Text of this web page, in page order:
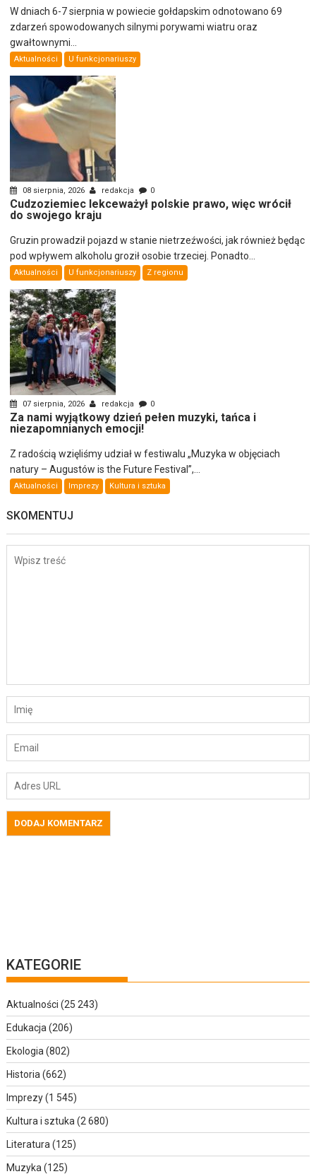
W dniach 6-7 sierpnia w powiecie gołdapskim odnotowano 69
zdarzeń spowodowanych silnymi porywami wiatru oraz
gwałtownymi...
Aktualności U funkcjonariuszy
08 sierpnia, 2026 redakcja 0
Cudzoziemiec lekceważył polskie prawo, więc wrócił
do swojego kraju
Gruzin prowadził pojazd w stanie nietrzeźwości, jak również będąc
pod wpływem alkoholu groził osobie trzeciej. Ponadto...
Aktualności U funkcjonariuszy Z regionu
07 sierpnia, 2026 redakcja 0
Za nami wyjątkowy dzień pełen muzyki, tańca i
niezapomnianych emocji!
Z radością wzięliśmy udział w festiwalu „Muzyka w objęciach
natury – Augustów is the Future Festival”,...
Aktualności Imprezy Kultura i sztuka
SKOMENTUJ
KATEGORIE
Aktualności (25 243)
Edukacja(206)
Ekologia(802)
Historia(662)
Imprezy(1 545)
Kultura i sztuka(2 680)
Literatura(125)
Muzyka(125)